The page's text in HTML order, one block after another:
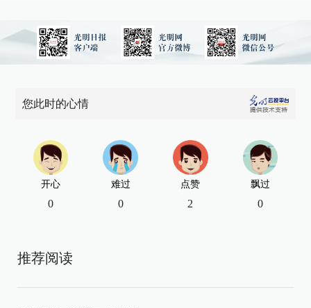
您此时的心情
开心
0
难过
0
点赞
2
飘过
0
推荐阅读